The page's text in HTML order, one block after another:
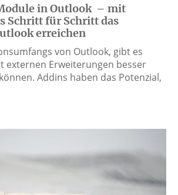
in Outlook – mit
Schritt für Schritt das
erreichen
von Outlook, gibt es
externen Erweiterungen besser
Addins haben das Potenzial,